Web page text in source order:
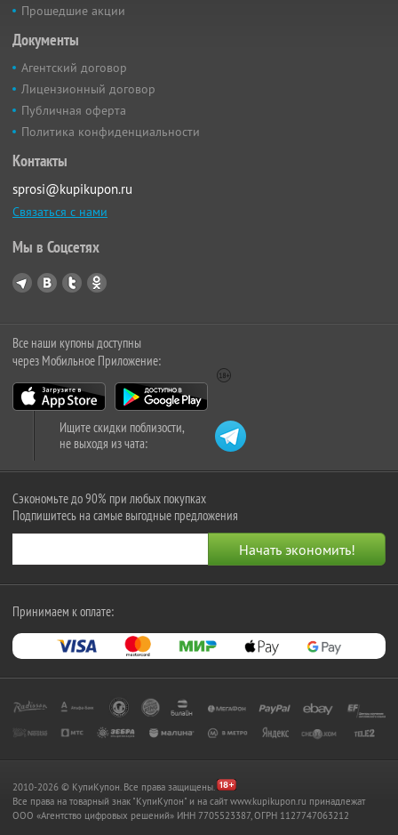
Прошедшие акции
Документы
Агентский договор
Лицензионный договор
Публичная оферта
Политика конфиденциальности
Контакты
sprosi@kupikupon.ru
Связаться с нами
Мы в Соцсетях
Все наши купоны доступны
через Мобильное Приложение:
Ищите скидки поблизости,
не выходя из чата:
Сэкономьте до 90% при любых покупках
Подпишитесь на самые выгодные предложения
Принимаем к оплате:
2010-2026 © КупиКупон. Все права защищены.
Все права на товарный знак "КупиКупон" и на сайт www.kupikupon.ru принадлежат
OOO «Агентство цифровых решений» ИНН 7705523387, ОГРН 1127747063212